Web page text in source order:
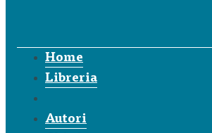
Home
Libreria
Autori